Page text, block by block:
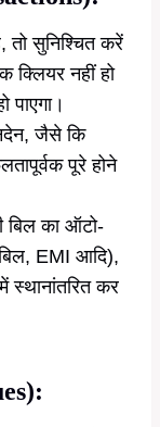
तो सुनिश्चित करें
क्लियर नहीं हो
पाएगा।
जैसे कि
पूरे होने
का ऑटो-
EMI आदि),
स्थानांतरित कर